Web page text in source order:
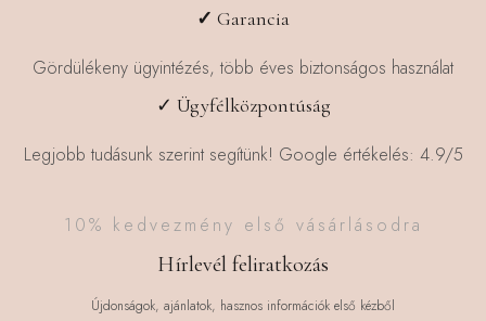
✓ Garancia
Gördülékeny ügyintézés, több éves biztonságos használat
✓ Ügyfélközpontúság
Legjobb tudásunk szerint segítünk! Google értékelés: 4.9/5
10% kedvezmény első vásárlásodra
Hírlevél feliratkozás
Újdonságok, ajánlatok, hasznos információk első kézből